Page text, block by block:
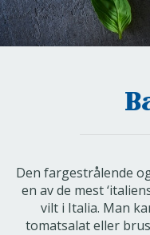
Den fargestrålende
en av de mest
vilt i Italia. Man
tomatsalat eller